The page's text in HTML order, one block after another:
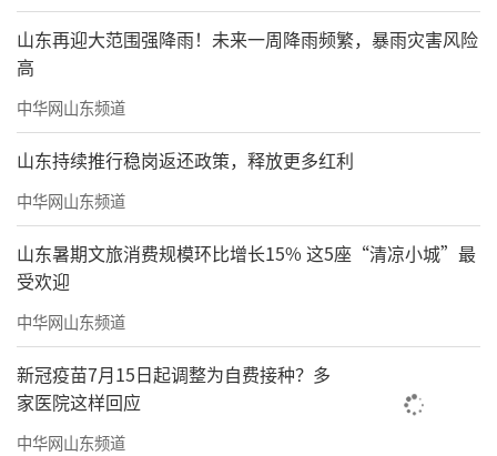
山东再迎大范围强降雨！未来一周降雨频繁，暴雨灾害风险
高
中华网山东频道
山东持续推行稳岗返还政策，释放更多红利
中华网山东频道
山东暑期文旅消费规模环比增长15% 这5座“清凉小城”最
受欢迎
中华网山东频道
新冠疫苗7月15日起调整为自费接种？多
家医院这样回应
中华网山东频道